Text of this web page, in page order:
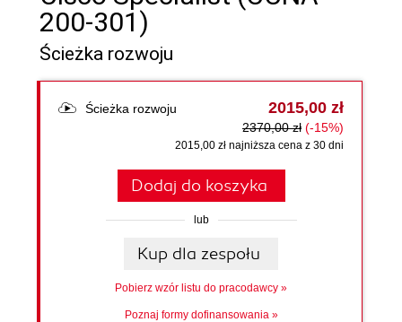
200-301)
Ścieżka rozwoju
Ścieżka rozwoju 2015,00 zł
2370,00 zł (-15%)
2015,00 zł najniższa cena z 30 dni
Dodaj do koszyka
lub
Kup dla zespołu
Pobierz wzór listu do pracodawcy »
Poznaj formy dofinansowania »